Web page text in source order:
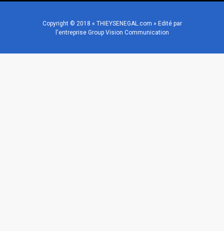
Copyright © 2018 « THIEYSENEGAL.com » Edité par
l'entreprise Group Vision Communication